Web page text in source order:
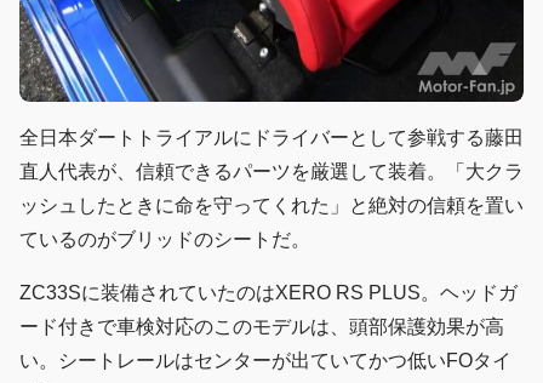
全日本ダートトライアルにドライバーとして参戦する藤田
直人代表が、信頼できるパーツを厳選して装着。「大クラ
ッシュしたときに命を守ってくれた」と絶対の信頼を置い
ているのがブリッドのシートだ。
ZC33Sに装備されていたのはXERO RS PLUS。ヘッドガ
ード付きで車検対応のこのモデルは、頭部保護効果が高
い。シートレールはセンターが出ていてかつ低いFOタイ